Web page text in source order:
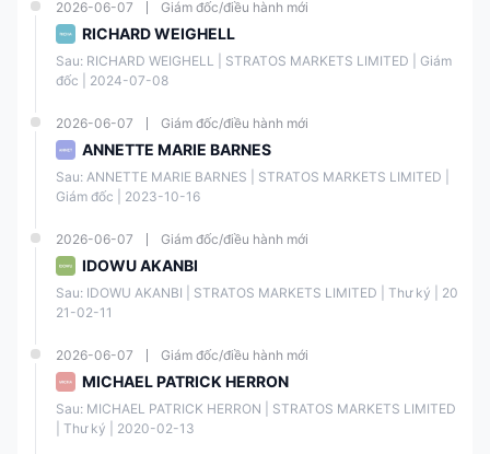
• Chênh lệch cạnh tranh
trên các cặp tiền tệ
ngoại hối
• Yêu cầu Tiền gửi Tối
thiểu thấp
FXCM Có Uy tín không?
FXCM là một nhà môi giới hợp pháp với uy tín lâu năm trong ngành.
Công ty được điều chỉnh bởi các cơ quan tài chính hàng đầu, như
FCA tại Vương quốc Anh, ASIC tại Úc
Israel, đảm bảo rằng nó hoạt động dưới các hướng dẫn tài chính và
đạo đức nghiêm ngặt. FXCM cũng có lịch sử vững chắc trong việc xử
lý quỹ của khách hàng một cách an toàn và có trách nhiệm.
Quốc
gia
Điều
chỉnh
Điều
chỉnh
bởi
Thực
thể
được
Giấy
Giấy
2026-06-07 Giám đốc/điều hành mới
RICHARD WEIGHELL
Sau: RICHARD WEIGHELL | STRATOS MARKETS LIMITED | Giám
đốc | 2024-07-08
2026-06-07 Giám đốc/điều hành mới
ANNETTE MARIE BARNES
Sau: ANNETTE MARIE BARNES | STRATOS MARKETS LIMITED |
Giám đốc | 2023-10-16
2026-06-07 Giám đốc/điều hành mới
IDOWU AKANBI
Sau: IDOWU AKANBI | STRATOS MARKETS LIMITED | Thư ký | 20
21-02-11
2026-06-07 Giám đốc/điều hành mới
MICHAEL PATRICK HERRON
Sau: MICHAEL PATRICK HERRON | STRATOS MARKETS LIMITED
| Thư ký | 2020-02-13